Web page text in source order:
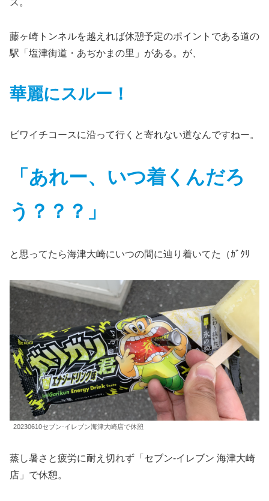
ス。
藤ヶ崎トンネルを越えれば休憩予定のポイントである道の
駅「塩津街道・あぢかまの里」がある。が、
華麗にスルー！
ビワイチコースに沿って行くと寄れない道なんですねー。
「あれー、いつ着くんだろ
う？？？」
と思ってたら海津大崎にいつの間に辿り着いてた（ｶﾞｸﾘ
20230610セブン-イレブン海津大崎店で休憩
蒸し暑さと疲労に耐え切れず「セブン-イレブン 海津大崎
店」で休憩。